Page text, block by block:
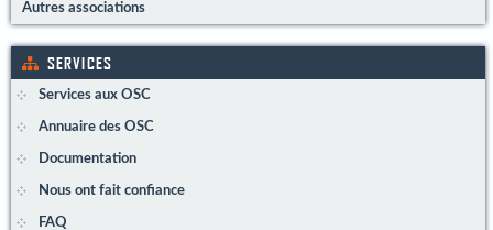
Autres associations
SERVICES
Services aux OSC
Annuaire des OSC
Documentation
Nous ont fait confiance
FAQ